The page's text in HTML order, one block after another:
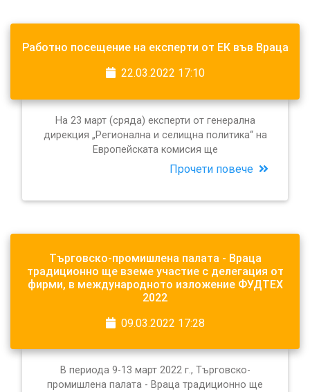
Работно посещение на експерти от ЕК във Враца
22.03.2022 17:10
На 23 март (сряда) експерти от генерална
дирекция „Регионална и селищна политика“ на
Европейската комисия ще
Прочети повече
Търговско-промишлена палата - Враца
традиционно ще вземе участие с делегация от
фирми, в международното изложение ФУДТЕХ
2022
09.03.2022 17:28
В периода 9-13 март 2022 г., Търговско-
промишлена палата - Враца традиционно ще